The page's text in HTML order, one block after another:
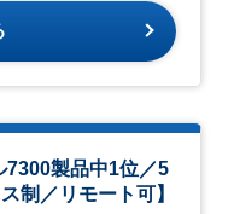
7300製品中1位／5
制／リモート可】